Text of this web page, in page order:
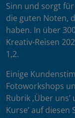
Sinn und sorgt
die guten Noten,
haben. In über
Kreativ-Reisen
1,2.
Einige
Fotoworkshops
Rubrik ‚Über
Kurse’ auf